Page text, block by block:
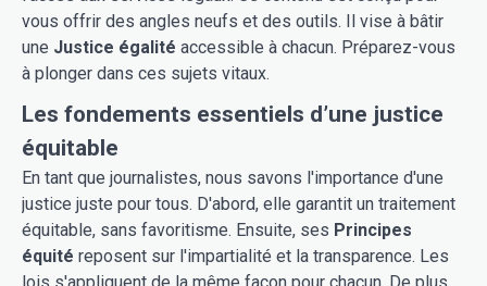
vous offrir des angles neufs et des outils. Il vise à bâtir
une Justice égalité accessible à chacun. Préparez-vous
à plonger dans ces sujets vitaux.
Les fondements essentiels d’une justice
équitable
En tant que journalistes, nous savons l'importance d'une
justice juste pour tous. D'abord, elle garantit un traitement
équitable, sans favoritisme. Ensuite, ses Principes
équité reposent sur l'impartialité et la transparence. Les
lois s'appliquent de la même façon pour chacun. De plus,